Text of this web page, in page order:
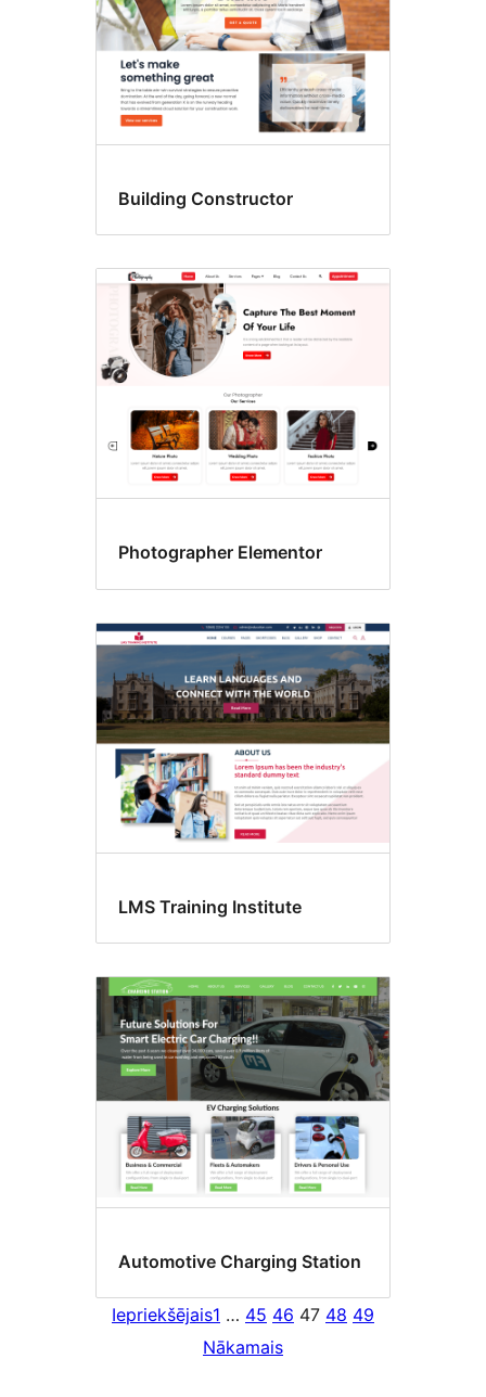
Building Constructor
Photographer Elementor
LMS Training Institute
Automotive Charging Station
Iepriekšējais1 … 45 46 47 48 49
Nākamais